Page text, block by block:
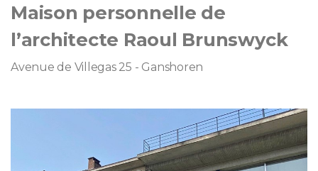
Maison personnelle de
l’architecte Raoul Brunswyck
Avenue de Villegas 25 - Ganshoren